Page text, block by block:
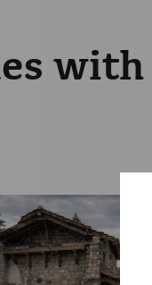
with